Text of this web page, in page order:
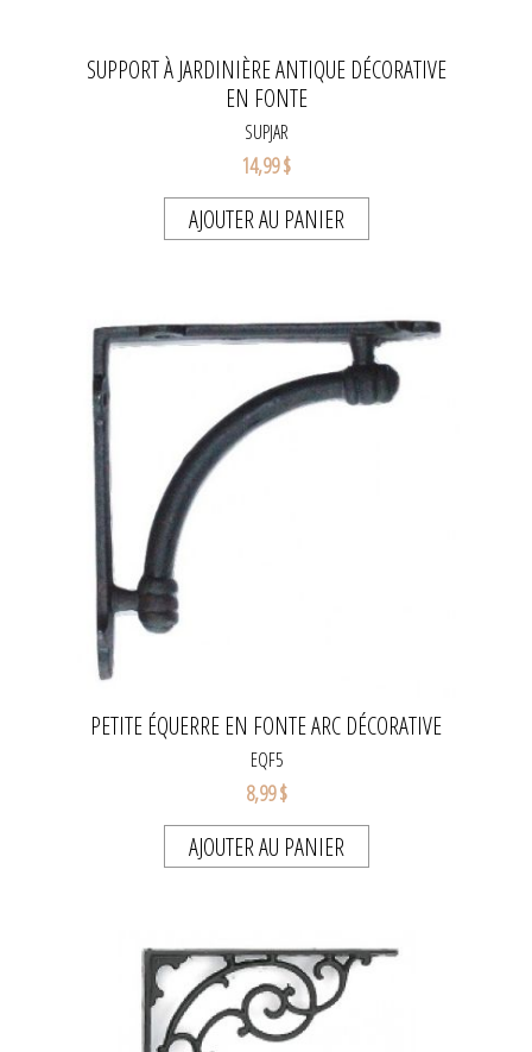
SUPPORT À JARDINIÈRE ANTIQUE DÉCORATIVE
EN FONTE
SUPJAR
14,99 $
AJOUTER AU PANIER
PETITE ÉQUERRE EN FONTE ARC DÉCORATIVE
EQF5
8,99 $
AJOUTER AU PANIER